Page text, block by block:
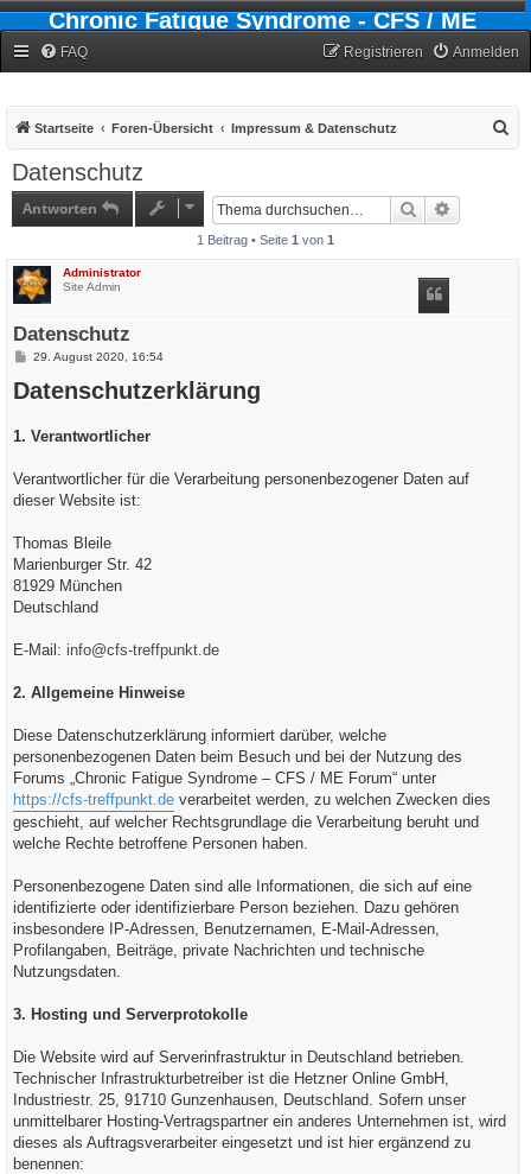
Chronic Fatigue Syndrome - CFS / ME
FAQ Anmelden
Registrieren
Startseite Foren-Übersicht Impressum & Datenschutz
Datenschutz
Antworten Suche
1 Beitrag • Seite 1 von 1
Administrator
Site Admin
Datenschutz
B
i
t
g
29. August 2020, 16:54
Datenschutzerklärung
1. Verantwortlicher
Verantwortlicher für die Verarbeitung personenbezogener Daten auf
dieser Website ist:
Thomas Bleile
Marienburger Str. 42
81929 München
Deutschland
E-Mail: info@cfs-treffpunkt.de
2. Allgemeine Hinweise
Diese Datenschutzerklärung informiert darüber, welche
personenbezogenen Daten beim Besuch und bei der Nutzung des
Forums „Chronic Fatigue Syndrome – CFS / ME Forum“ unter
https://cfs-treffpunkt.de verarbeitet werden, zu welchen Zwecken dies
geschieht, auf welcher Rechtsgrundlage die Verarbeitung beruht und
welche Rechte betroffene Personen haben.
Personenbezogene Daten sind alle Informationen, die sich auf eine
identifizierte oder identifizierbare Person beziehen. Dazu gehören
insbesondere IP-Adressen, Benutzernamen, E-Mail-Adressen,
Profilangaben, Beiträge, private Nachrichten und technische
Nutzungsdaten.
3. Hosting und Serverprotokolle
Die Website wird auf Serverinfrastruktur in Deutschland betrieben.
Technischer Infrastrukturbetreiber ist die Hetzner Online GmbH,
Industriestr. 25, 91710 Gunzenhausen, Deutschland. Sofern unser
unmittelbarer Hosting-Vertragspartner ein anderes Unternehmen ist, wird
dieses als Auftragsverarbeiter eingesetzt und ist hier ergänzend zu
benennen: